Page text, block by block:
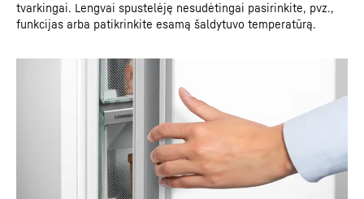
tvarkingai. Lengvai spustelėję nesudėtingai pasirinkite, pvz.,
funkcijas arba patikrinkite esamą šaldytuvo temperatūrą.